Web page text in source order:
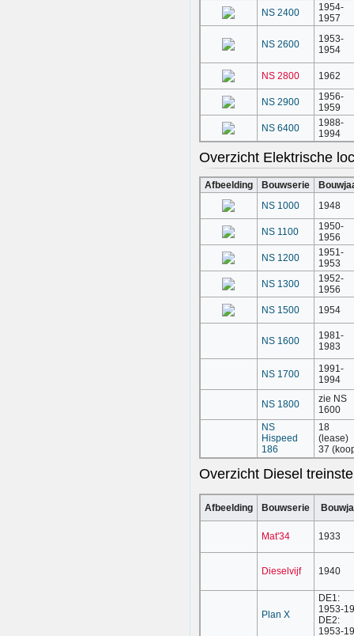
NS 2400
1954-
1957
NS 2600
1953-
1954
NS 2800 1962
NS 2900
1956-
1959
NS 6400
1988-
1994
Overzicht Elektrische
Afbeelding Bouwserie
NS 1000
1948
NS 1100
1950-
1956
NS 1200
1951-
1953
NS 1300
1952-
1956
NS 1500
1954
NS 1600
1981-
1983
1991-
1994
zie NS
1600
NS
Hispeed
186
18
(lease)
37
Overzicht Diesel
Afbeelding Bouwserie
DE1:
1953-
DE2:
1953-